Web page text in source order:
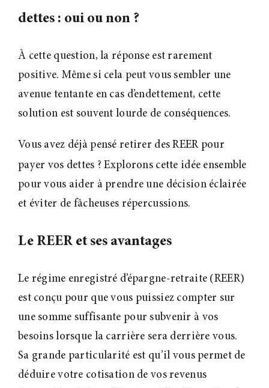
dettes : oui ou non ?
À cette question, la réponse est rarement
positive. Même si cela peut vous sembler une
avenue tentante en cas d’endettement, cette
solution est souvent lourde de conséquences.
Vous avez déjà pensé retirer des REER pour
payer vos dettes ? Explorons cette idée ensemble
pour vous aider à prendre une décision éclairée
et éviter de fâcheuses répercussions.
Le REER et ses avantages
Le régime enregistré d’épargne-retraite (REER)
est conçu pour que vous puissiez compter sur
une somme suffisante pour subvenir à vos
besoins lorsque la carrière sera derrière vous.
Sa grande particularité est qu’il vous permet de
déduire votre cotisation de vos revenus